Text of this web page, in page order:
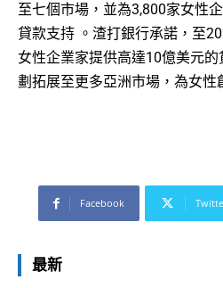
至七個市場，並為3,800家女性
貸款支持 。渣打銀行承諾，至
女性企業家提供高達10億美元
劃拓展至更多亞洲市場，為女性
Facebook
最新